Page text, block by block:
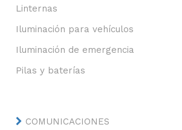
Linternas
Iluminación para vehículos
Iluminación de emergencia
Pilas y baterías
COMUNICACIONES